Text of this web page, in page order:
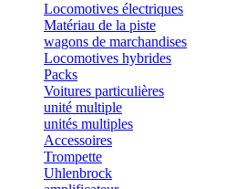
Locomotives électriques
Matériau de la piste
wagons de marchandises
Locomotives hybrides
Packs
Voitures particulières
unité multiple
unités multiples
Accessoires
Trompette
Uhlenbrock